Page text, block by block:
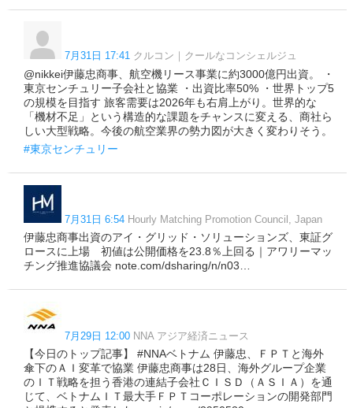
7月31日 17:41 クルコン｜クールなコンシェルジュ
@nikkei伊藤忠商事、航空機リース事業に約3000億円出資。 ・
東京センチュリー子会社と協業 ・出資比率50% ・世界トップ5
の規模を目指す 旅客需要は2026年も右肩上がり。世界的な
「機材不足」という構造的な課題をチャンスに変える、商社ら
しい大型戦略。今後の航空業界の勢力図が大きく変わりそう。
#東京センチュリー
7月31日 6:54 Hourly Matching Promotion Council, Japan
伊藤忠商事出資のアイ・グリッド・ソリューションズ、東証グ
ロースに上場 初値は公開価格を23.8％上回る｜アワリーマッ
チング推進協議会 note.com/dsharing/n/n03…
7月29日 12:00 NNA アジア経済ニュース
【今日のトップ記事】 #NNAベトナム 伊藤忠、ＦＰＴと海外
傘下のＡＩ変革で協業 伊藤忠商事は28日、海外グループ企業
のＩＴ戦略を担う香港の連結子会社ＣＩＳＤ（ＡＳＩＡ）を通
じて、ベトナムＩＴ最大手ＦＰＴコーポレーションの開発部門